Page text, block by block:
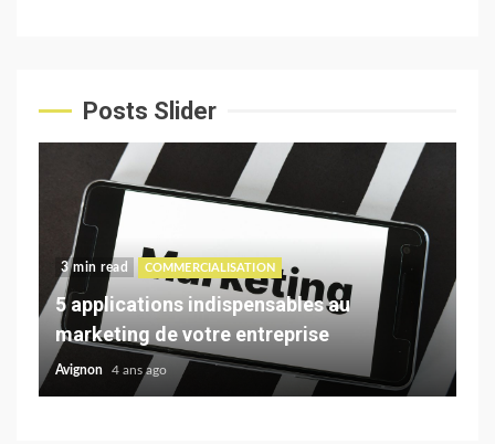
Posts Slider
3 min read COMMERCIALISATION
5 applications indispensables au
marketing de votre entreprise
Avignon 4 ans ago